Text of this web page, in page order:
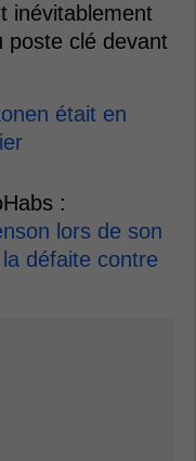
inévitablement
poste clé devant
était en
:
lors de son
défaite contre